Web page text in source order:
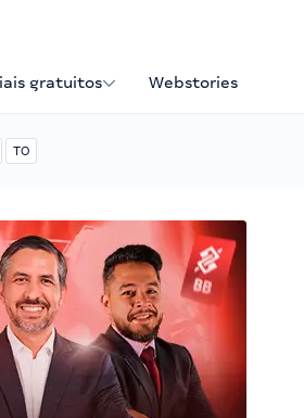
gratuitos Webstories
TO